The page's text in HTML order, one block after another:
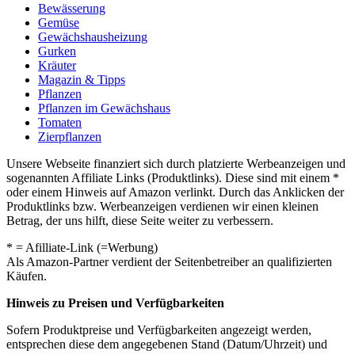
Bewässerung
Gemüse
Gewächshausheizung
Gurken
Kräuter
Magazin & Tipps
Pflanzen
Pflanzen im Gewächshaus
Tomaten
Zierpflanzen
Unsere Webseite finanziert sich durch platzierte Werbeanzeigen und
sogenannten Affiliate Links (Produktlinks). Diese sind mit einem *
oder einem Hinweis auf Amazon verlinkt. Durch das Anklicken der
Produktlinks bzw. Werbeanzeigen verdienen wir einen kleinen
Betrag, der uns hilft, diese Seite weiter zu verbessern.
* = Afilliate-Link (=Werbung)
Als Amazon-Partner verdient der Seitenbetreiber an qualifizierten
Käufen.
Hinweis zu Preisen und Verfügbarkeiten
Sofern Produktpreise und Verfügbarkeiten angezeigt werden,
entsprechen diese dem angegebenen Stand (Datum/Uhrzeit) und